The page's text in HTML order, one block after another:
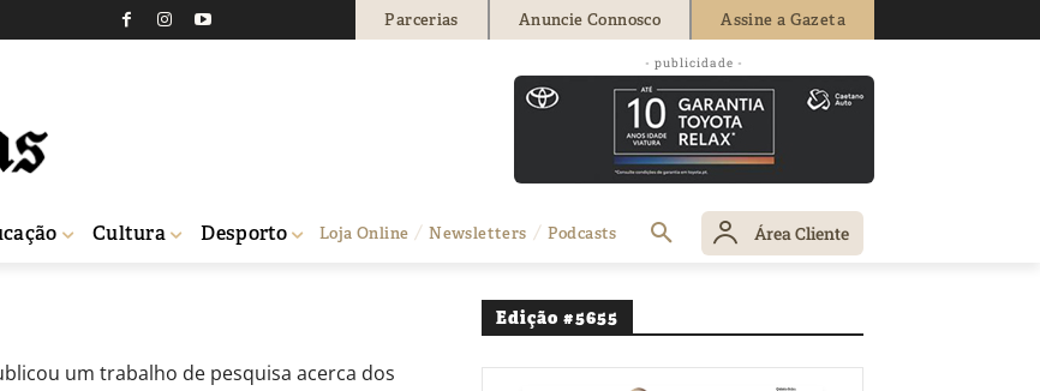
Parcerias Anuncie Connosco Assine a Gazeta
- publicidade -
Cultura Desporto Loja Online Newsletters Podcasts Área Cliente
mudou…
um trabalho de pesquisa acerca dos
Edição #5655